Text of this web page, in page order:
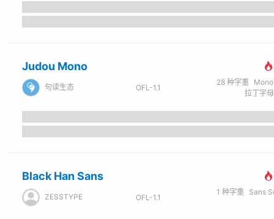
Judou Mono
句读生态 OFL-1.1
28 种字重
Black Han Sans
ZESSTYPE OFL-1.1
1 种字重 Sans Serif